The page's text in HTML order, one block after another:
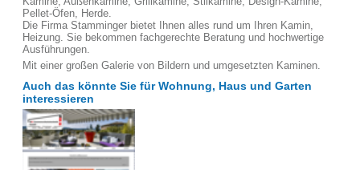
Pellet-Öfen, Herde.
Die Firma Stamminger bietet Ihnen alles rund um Ihren Kamin,
Heizung. Sie bekommen fachgerechte Beratung und hochwertige
Ausführungen.
Mit einer großen Galerie von Bildern und umgesetzten Kaminen.
Auch das könnte Sie für Wohnung, Haus und Garten
interessieren